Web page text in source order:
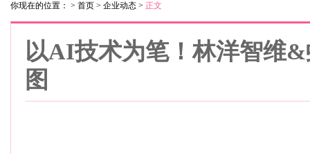
你现在的位置： > 首页 > 企业动态 > 正文
以AI技术为笔！林洋智维
图